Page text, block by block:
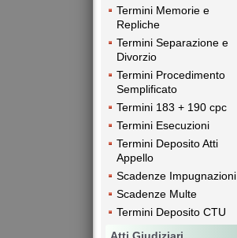
Termini Memorie e
Repliche
Termini Separazione e
Divorzio
Termini Procedimento
Semplificato
Termini 183 + 190 cpc
Termini Esecuzioni
Termini Deposito Atti
Appello
Scadenze Impugnazioni
Scadenze Multe
Termini Deposito CTU
Atti Giudiziari